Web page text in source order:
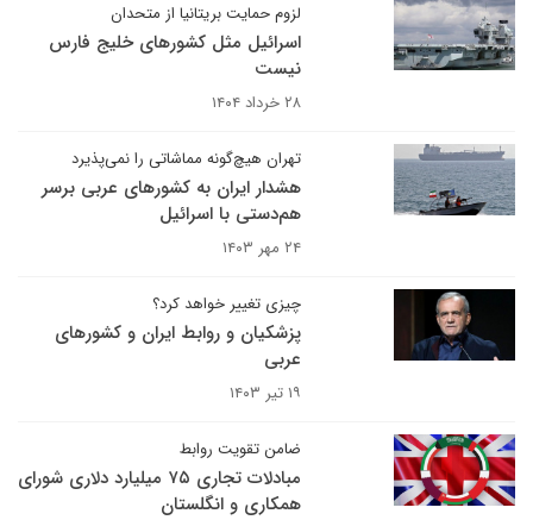
لزوم حمایت بریتانیا از متحدان
اسرائیل مثل کشورهای خلیج فارس
نیست
۲۸ خرداد ۱۴۰۴
تهران هیچ‌گونه مماشاتی را نمی‌پذیرد
هشدار ایران به کشورهای عربی برسر
هم‌دستی با اسرائیل
۲۴ مهر ۱۴۰۳
چیزی تغییر خواهد کرد؟
پزشکیان و روابط ایران و کشورهای
عربی
۱۹ تیر ۱۴۰۳
ضامن تقویت روابط
مبادلات تجاری ۷۵ میلیارد دلاری شورای
همکاری و انگلستان